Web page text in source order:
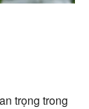
trọng trong